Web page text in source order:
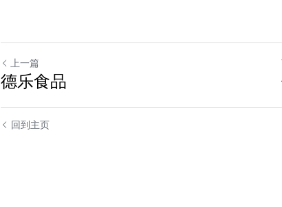
上一篇
德乐食品
回到主页